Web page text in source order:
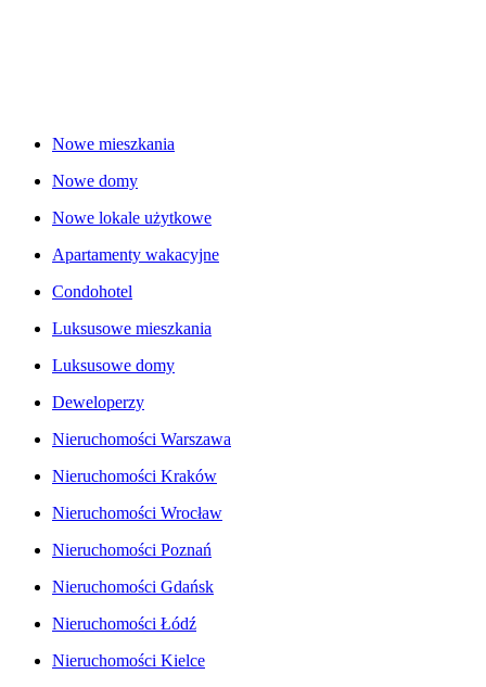
Nowe mieszkania
Nowe domy
Nowe lokale użytkowe
Apartamenty wakacyjne
Condohotel
Luksusowe mieszkania
Luksusowe domy
Deweloperzy
Nieruchomości Warszawa
Nieruchomości Kraków
Nieruchomości Wrocław
Nieruchomości Poznań
Nieruchomości Gdańsk
Nieruchomości Łódź
Nieruchomości Kielce